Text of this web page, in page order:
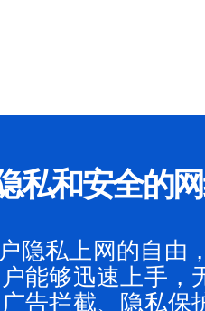
私和安全的
隐私上网的自
能够迅速上手
告拦截、隐私